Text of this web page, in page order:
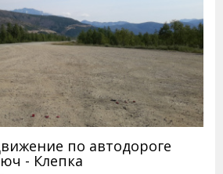
по автодороге
- Клепка